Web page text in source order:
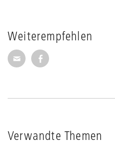
Weiterempfehlen
Seite per E-Mail
Seite auf
Verwandte Themen